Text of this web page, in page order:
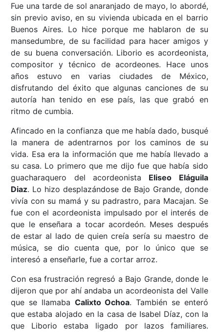
Fue una tarde de sol anaranjado de mayo, lo abordé,
sin previo aviso, en su vivienda ubicada en el barrio
Buenos Aires. Lo hice porque me hablaron de su
mansedumbre, de su facilidad para hacer amigos y
de su buena conversación. Liborio es acordeonista,
compositor y técnico de acordeones. Hace unos
años estuvo en varias ciudades de México,
disfrutando del éxito que algunas canciones de su
autoría han tenido en ese país, las que grabó en
ritmo de cumbia.
Afincado en la confianza que me había dado, busqué
la manera de adentrarnos por los caminos de su
vida. Esa era la información que me había llevado a
su casa. Lo primero que me dijo fue que había sido
guacharaquero del acordeonista Eliseo Eláguila
Diaz. Lo hizo desplazándose de Bajo Grande, donde
vivía con su mamá y su padrastro, para Macajan. Se
fue con el acordeonista impulsado por el interés de
que le enseñara a tocar acordeón. Meses después
de estar al lado de quien creía sería su maestro de
música, se dio cuenta que, por lo único que se
interesó a enseñarle, fue a cortar arroz.
Con esa frustración regresó a Bajo Grande, donde le
dijeron que por ahí andaba un acordeonista del Valle
que se llamaba Calixto Ochoa. También se enteró
que estaba alojado en la casa de Isabel Díaz, con la
que Liborio estaba ligado por lazos familiares.